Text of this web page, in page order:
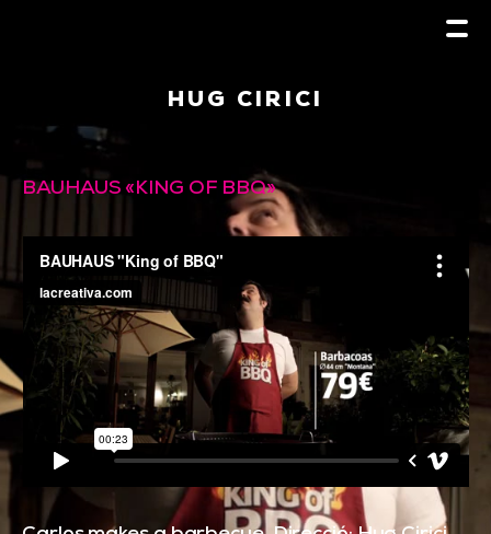
HUG CIRICI
BAUHAUS «KING OF BBQ»